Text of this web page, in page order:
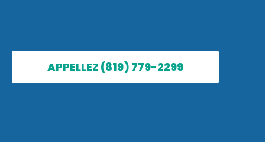
APPELLEZ (819) 779-2299